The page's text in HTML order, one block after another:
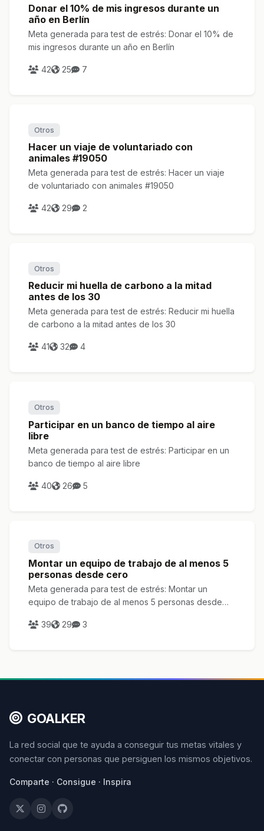
Donar el 10% de mis ingresos durante un
año en Berlín
Meta generada para test de estrés: Donar el 10% de
mis ingresos durante un año en Berlín
42 25 7
Otros
Hacer un viaje de voluntariado con
animales #19050
Meta generada para test de estrés: Hacer un viaje
de voluntariado con animales #19050
42 29 2
Otros
Reducir mi huella de carbono a la mitad
antes de los 30
Meta generada para test de estrés: Reducir mi huella
de carbono a la mitad antes de los 30
41 32 4
Otros
Participar en un banco de tiempo al aire
libre
Meta generada para test de estrés: Participar en un
banco de tiempo al aire libre
40 26 5
Otros
Montar un equipo de trabajo de al menos 5
personas desde cero
Meta generada para test de estrés: Montar un
equipo de trabajo de al menos 5 personas desde
39
29 3
GOALKER
La red social que te ayuda a conseguir tus metas vitales y
conectar con personas que persiguen los mismos objetivos.
Comparte · Consigue · Inspira